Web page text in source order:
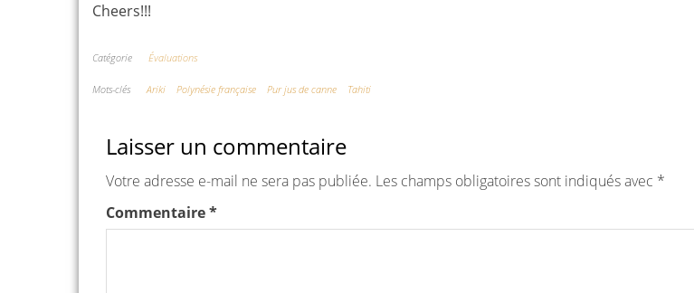
Cheers!!!
Catégorie Évaluations
Mots-clés Ariki Polynésie française Pur jus de canne Tahiti
Laisser un commentaire
Votre adresse e-mail ne sera pas publiée. Les champs obligatoires sont indiqués avec *
Commentaire*